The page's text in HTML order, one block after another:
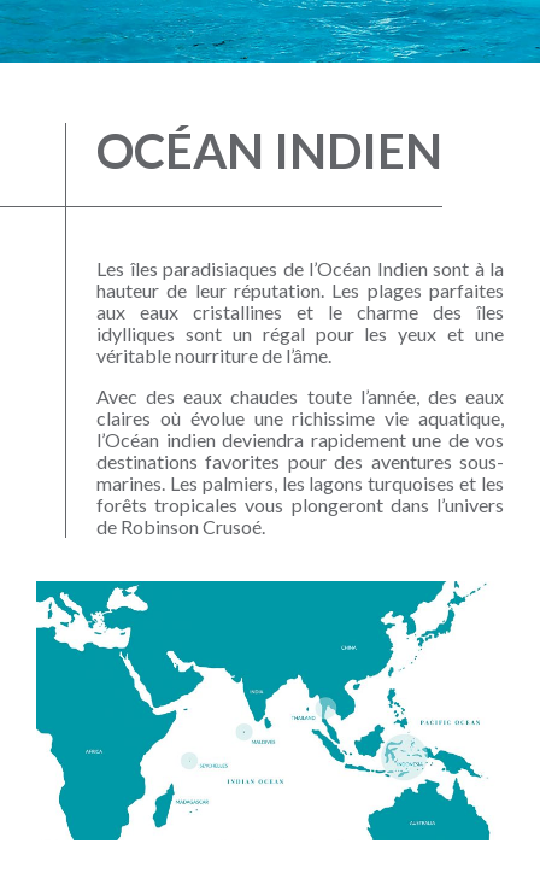
OCÉAN INDIEN
Les îles paradisiaques de l’Océan Indien sont à la
hauteur de leur réputation. Les plages parfaites
aux eaux cristallines et le charme des îles
idylliques sont un régal pour les yeux et une
véritable nourriture de l’âme.
Avec des eaux chaudes toute l’année, des eaux
claires où évolue une richissime vie aquatique,
l’Océan indien deviendra rapidement une de vos
destinations favorites pour des aventures sous-
marines. Les palmiers, les lagons turquoises et les
forêts tropicales vous plongeront dans l’univers
de Robinson Crusoé.